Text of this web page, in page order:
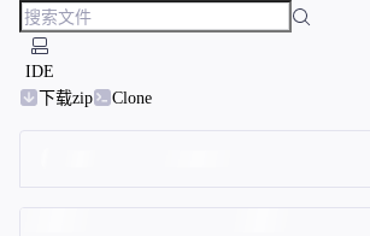
IDE
下载zip
Clone